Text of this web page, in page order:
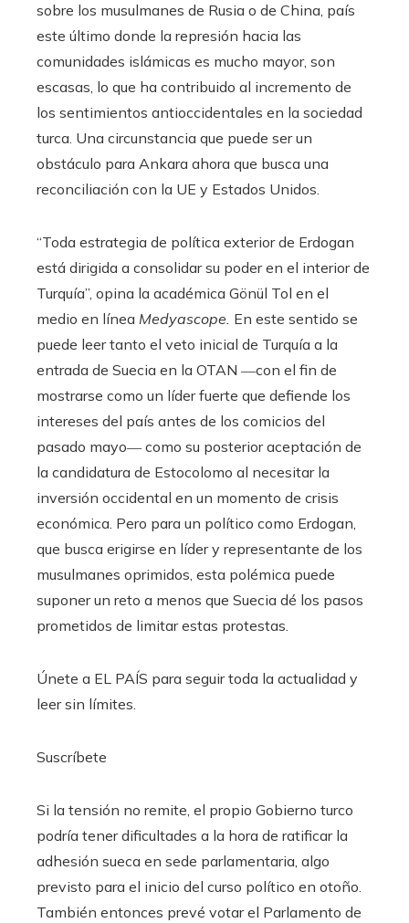
sobre los musulmanes de Rusia o de China, país
este último donde la represión hacia las
comunidades islámicas es mucho mayor, son
escasas, lo que ha contribuido al incremento de
los sentimientos antioccidentales en la sociedad
turca. Una circunstancia que puede ser un
obstáculo para Ankara ahora que busca una
reconciliación con la UE y Estados Unidos.
“Toda estrategia de política exterior de Erdogan
está dirigida a consolidar su poder en el interior de
Turquía”, opina la académica Gönül Tol en el
medio en línea Medyascope. En este sentido se
puede leer tanto el veto inicial de Turquía a la
entrada de Suecia en la OTAN ―con el fin de
mostrarse como un líder fuerte que defiende los
intereses del país antes de los comicios del
pasado mayo― como su posterior aceptación de
la candidatura de Estocolomo al necesitar la
inversión occidental en un momento de crisis
económica. Pero para un político como Erdogan,
que busca erigirse en líder y representante de los
musulmanes oprimidos, esta polémica puede
suponer un reto a menos que Suecia dé los pasos
prometidos de limitar estas protestas.
Únete a EL PAÍS para seguir toda la actualidad y
leer sin límites.
Suscríbete
Si la tensión no remite, el propio Gobierno turco
podría tener dificultades a la hora de ratificar la
adhesión sueca en sede parlamentaria, algo
previsto para el inicio del curso político en otoño.
También entonces prevé votar el Parlamento de